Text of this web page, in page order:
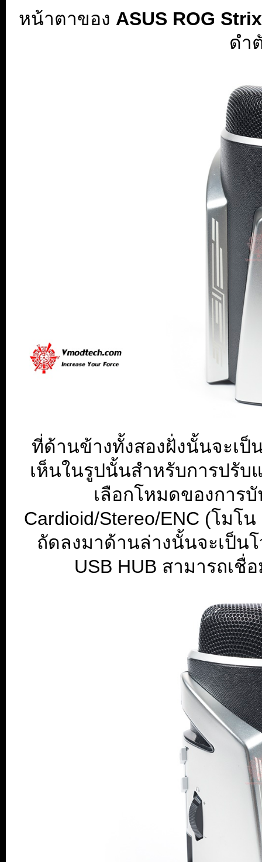
หน้าตาของ ASUS ROG
ดำ
ที่ด้านข้างทั้งสองฝั่งนั้นจะเ
เห็นในรูปนั้นสำหรับการปรั
เลือกโหมดของการ
Cardioid/Stereo/ENC (โมโ
ถัดลงมาด้านล่างนั้นจะเป็น
USB HUB สามารถเ